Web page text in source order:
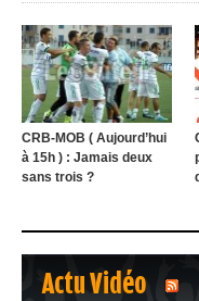
CRB-MOB ( Aujourd’hui
à 15h ) : Jamais deux
sans trois ?
Actu Vidéo
1 2